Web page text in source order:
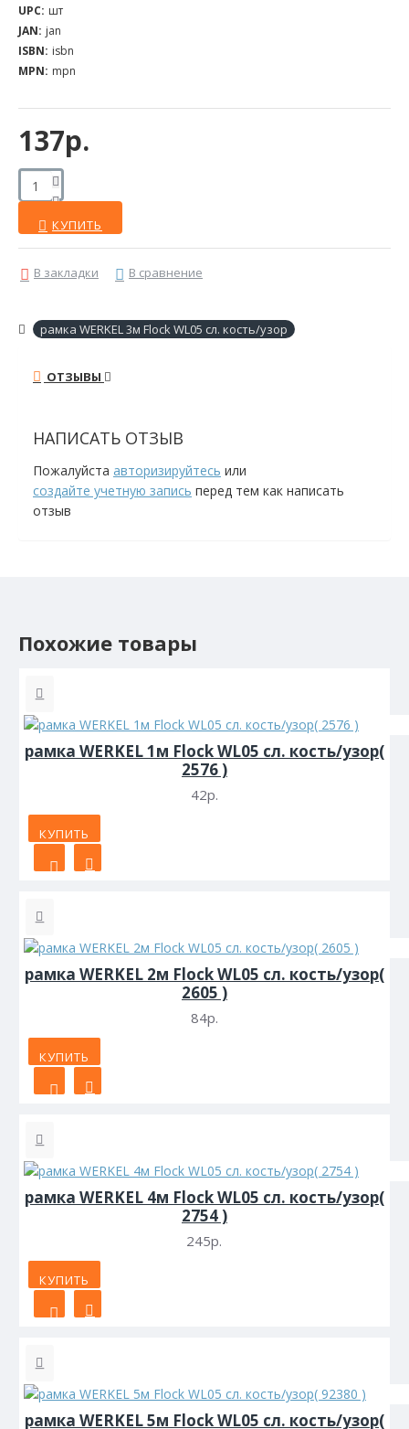
137р.
UPC: шт
JAN: jan
ISBN: isbn
MPN: mpn
КУПИТЬ
В закладки В сравнение
рамка WERKEL 3м Flock WL05 сл. кость/узор
ОТЗЫВЫ
НАПИСАТЬ ОТЗЫВ
Пожалуйста авторизируйтесь или
создайте учетную запись перед тем как написать
отзыв
Похожие товары
рамка WERKEL 1м Flock WL05 сл. кость/узор(
2576 )
42р.
КУПИТЬ
рамка WERKEL 2м Flock WL05 сл. кость/узор(
2605 )
84р.
КУПИТЬ
рамка WERKEL 4м Flock WL05 сл. кость/узор(
2754 )
245р.
КУПИТЬ
рамка WERKEL 5м Flock WL05 сл. кость/узор(